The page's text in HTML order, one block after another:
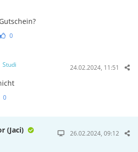
0
Studi 24.02.2024, 11:51
0
(Jaci) 26.02.2024, 09:12